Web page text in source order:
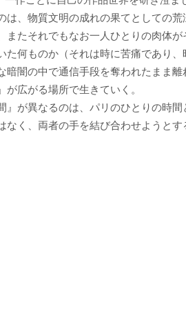
、物質文明の成れの果てとしての
たそれでもなお一人ひとりの肉体が
何ものか（それは時に苦痛であり、
闇の中で通信手段を奪われたまま離
広がる場所で生きていく。
が異なるのは、パリのひとりの時
く、両者の手を結び合わせようとす